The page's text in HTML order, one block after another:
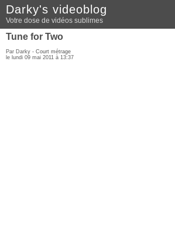
Darky's videoblog
Votre dose de vidéos sublimes
Tune for Two
Par Darky - Court métrage
le lundi 09 mai 2011 à 13:37